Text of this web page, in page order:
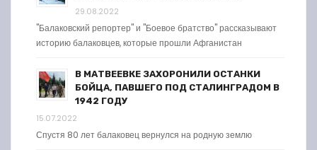
29.08.2022
"Балаковский репортер" и "Боевое братство" рассказывают
историю балаковцев, которые прошли Афганистан
В МАТВЕЕВКЕ ЗАХОРОНИЛИ ОСТАНКИ
БОЙЦА, ПАВШЕГО ПОД СТАЛИНГРАДОМ В
1942 ГОДУ
15.07.2022
Спустя 80 лет балаковец вернулся на родную землю